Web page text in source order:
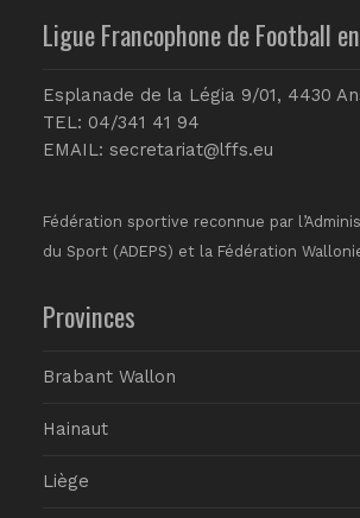
Ligue Francophone de Football
Esplanade de la Légia 9/01, 4430
TEL: 04/341 41 94
EMAIL: secretariat@lffs.eu
Fédération sportive reconnue par
du Sport (ADEPS) et la Fédération
Provinces
Brabant Wallon
Hainaut
Liège